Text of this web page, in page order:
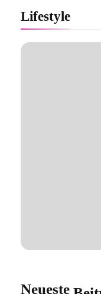
Lufthansa
Studie sieht
Lifestyle
Neueste